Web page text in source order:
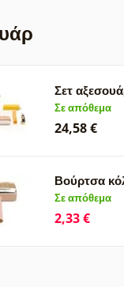
Σετ
Σε απόθεμα
24,58 €
Βούρτσα
Σε απόθεμα
2,33 €